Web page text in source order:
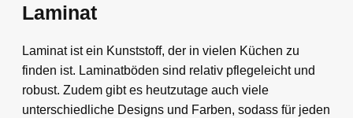
Laminat
Laminat ist ein Kunststoff, der in vielen Küchen zu
finden ist. Laminatböden sind relativ pflegeleicht und
robust. Zudem gibt es heutzutage auch viele
unterschiedliche Designs und Farben, sodass für jeden